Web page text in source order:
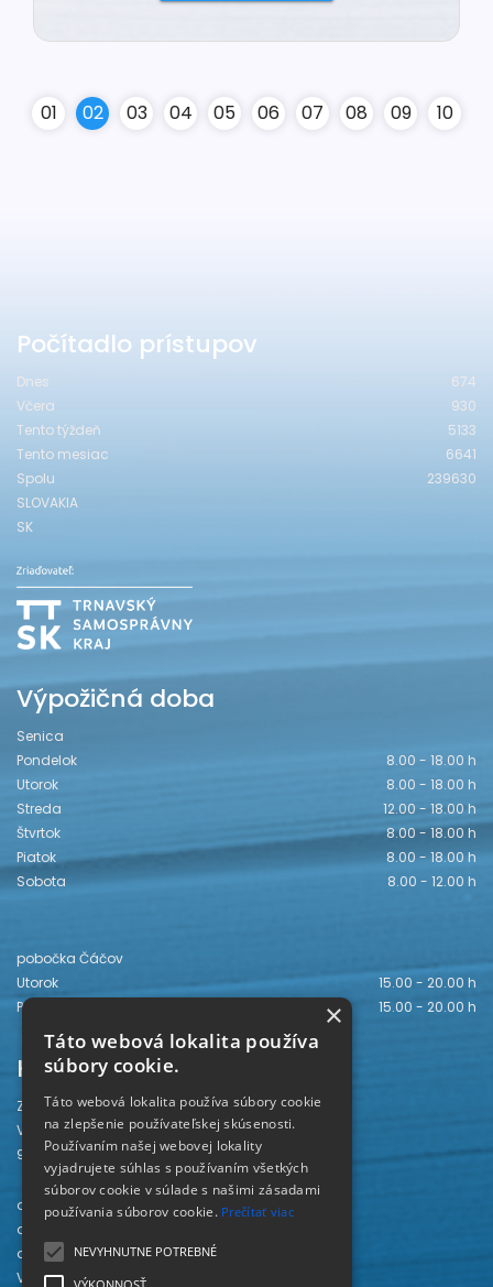
01 02 03 04 05 06 07 08 09 10
Počítadlo prístupov
Dnes
674
Včera
930
Tento týždeň
5133
Tento mesiac
6641
Spolu
239630
SLOVAKIA
SK
Výpožičná doba
Senica
Pondelok
8.00 - 18.00 h
Utorok
8.00 - 18.00 h
Streda
12.00 - 18.00 h
Štvrtok
8.00 - 18.00 h
Piatok
8.00 - 18.00 h
Sobota
8.00 - 12.00 h
pobočka Čáčov
Utorok
15.00 - 20.00 h
Piatok
15.00 - 20.00 h
Kontakt
Záhorská knižnica
Vajanského 28
905 01 Senica
odd. beletrie 034/654 3780
odd. odbornej literatúry 034/651 2710
odd. pre deti a mládež 034/654 6519
Viac kontaktov nájdete
×
Táto webová lokalita používa
súbory cookie.
Táto webová lokalita používa súbory cookie
na zlepšenie používateľskej skúsenosti.
Používaním našej webovej lokality
vyjadrujete súhlas s používaním všetkých
súborov cookie v súlade s našimi zásadami
používania súborov cookie. Prečítať viac
NEVYHNUTNE POTREBNÉ